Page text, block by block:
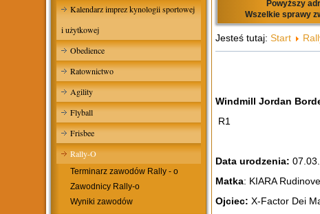
Kalendarz imprez kynologii sportowej
i użytkowej
Obedience
Ratownictwo
Agility
Flyball
Frisbee
Rally-O
Terminarz zawodów Rally - o
Zawodnicy Rally-o
Wyniki zawodów
Powyższy
Wszelkie sprawy
Jesteś tutaj:Start
Windmill Jordan
R1
Data urodzenia:
Matka: KIARA
Ojciec: X-Factor Dei